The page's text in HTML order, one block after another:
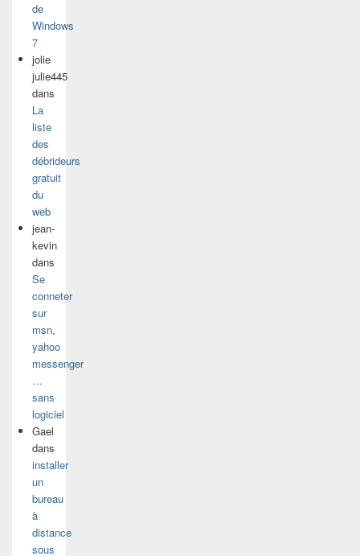
de
Windows
7
jolie
julie445
dans
La
liste
des
débrideurs
gratuit
du
web
jean-
kevin
dans
Se
conneter
sur
msn,
yahoo
messenger
…
sans
logiciel
Gael
dans
installer
un
bureau
à
distance
sous